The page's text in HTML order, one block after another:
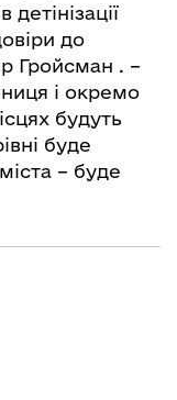
до
Гройсман . –
і окремо
будуть
буде
– буде